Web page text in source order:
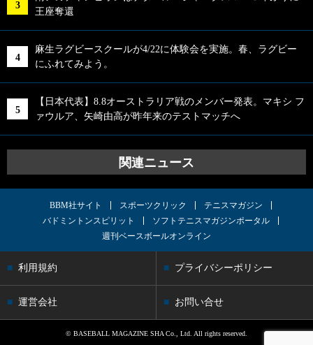
王座奪還
麻生ラグビースクールが4/22に体験会を実施。春、ラグビー
にふれてみよう。
【日本代表】8.8オーストラリア戦のメンバー発表。マキシ フ
ァウルア、矢崎由高が昨年来のテストマッチへ
関連ニュース
BBM社サイト スポーツクリック
テニスマガジン
バドミントンスピリット
ソフトテニスマガジンポータル
週刊ベースボールオンライン
利用規約 プライバシーポリシー
運営会社 お問い合せ
© BASEBALL MAGAZINE SHA Co., Ltd. All rights reserved.